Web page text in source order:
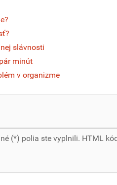
slávnosti
minút
v organizme
(*) polia ste vyplnili. HTML